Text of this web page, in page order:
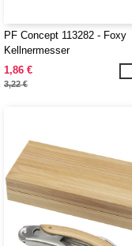
PF Concept 113282 - Foxy
Kellnermesser
1,86 €
3,22 €